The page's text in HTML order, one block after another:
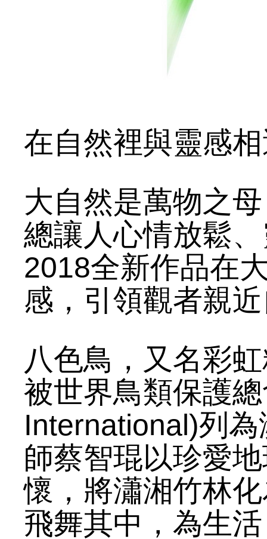
在自然裡與靈感
大自然是萬物之
總讓人心情放鬆
2018全新作品在
感，引領觀者親
八色鳥，又名彩
被世界鳥類保護
International)列
師蔡智琨以珍愛
懷，將瀟湘竹林
飛舞其中，為生